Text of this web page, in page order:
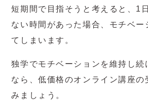
短期間で目指そうと考えると、1
ない時間があった場合、モチベー
てしまいます。
独学でモチベーションを維持し続
なら、低価格のオンライン講座の
みましょう。